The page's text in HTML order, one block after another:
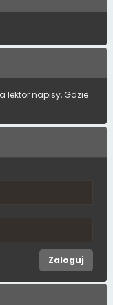
lektor napisy, Gdzie